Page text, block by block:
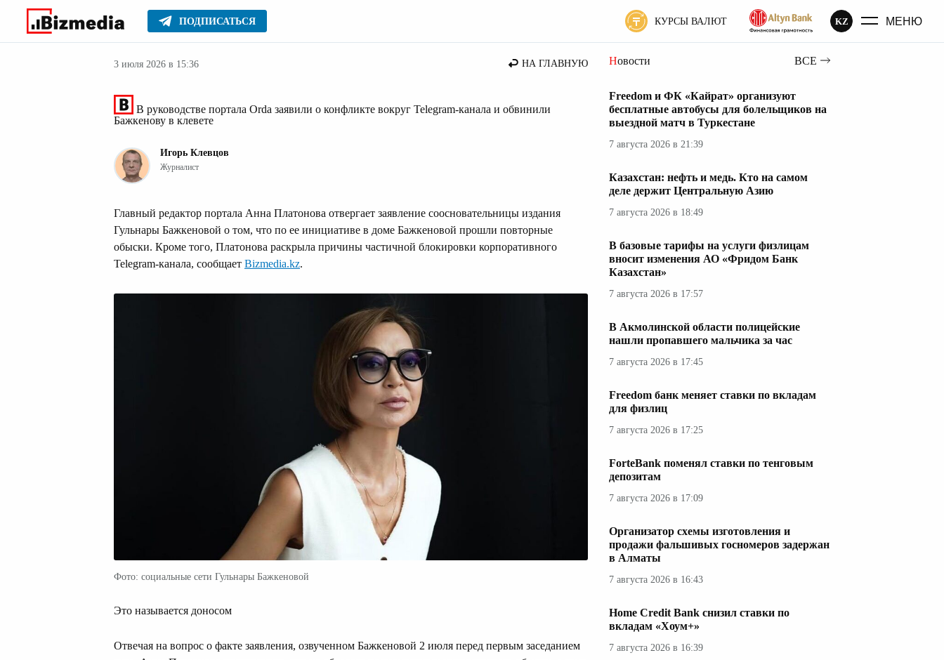
ПОДПИСАТЬСЯ КУРСЫ ВАЛЮТ KZ МЕНЮ
Главное Новости Новости Казахстана
3 июля 2026 в 15:36 НА ГЛАВНУЮ
В руководстве портала Orda заявили о конфликте вокруг Telegram-канала и обвинили
Бажкенову в клевете
Игорь Клевцов
Журналист
Главный редактор портала Анна Платонова отвергает заявление соосновательницы издания
Гульнары Бажкеновой о том, что по ее инициативе в доме Бажкеновой прошли повторные
обыски. Кроме того, Платонова раскрыла причины частичной блокировки корпоративного
Telegram-канала, сообщает Bizmedia.kz.
Фото: социальные сети Гульнары Бажкеновой
Это называется доносом
Отвечая на вопрос о факте заявления, озвученном Бажкеновой 2 июля перед первым заседанием
Новости ВСЕ
Freedom и ФК «Кайрат» организуют
бесплатные автобусы для болельщиков на
выездной матч в Туркестане
7 августа 2026 в 21:39
Казахстан: нефть и медь. Кто на самом
деле держит Центральную Азию
7 августа 2026 в 18:49
В базовые тарифы на услуги физлицам
вносит изменения АО «Фридом Банк
Казахстан»
7 августа 2026 в 17:57
В Акмолинской области полицейские
нашли пропавшего мальчика за час
7 августа 2026 в 17:45
Freedom банк меняет ставки по вкладам
для физлиц
7 августа 2026 в 17:25
ForteBank поменял ставки по тенговым
депозитам
7 августа 2026 в 17:09
Организатор схемы изготовления и
продажи фальшивых госномеров задержан
в Алматы
7 августа 2026 в 16:43
Home Credit Bank снизил ставки по
вкладам «Хоум+»
7 августа 2026 в 16:39